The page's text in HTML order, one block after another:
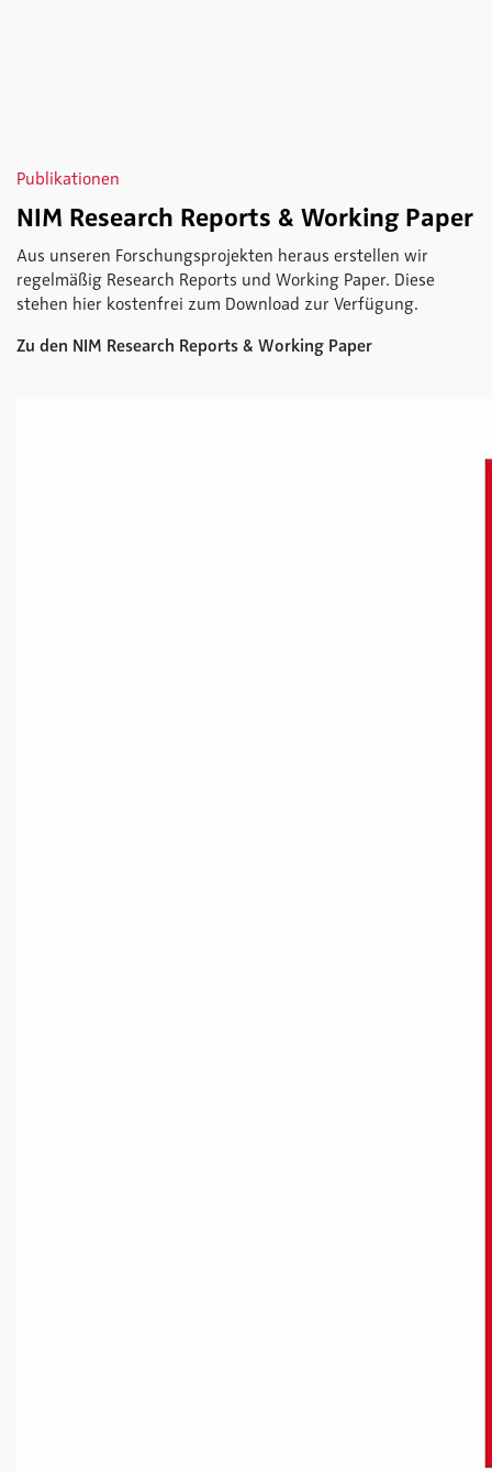
Publikationen
NIM Research Reports & Working Paper
Aus unseren Forschungsprojekten heraus erstellen wir
regelmäßig Research Reports und Working Paper. Diese
stehen hier kostenfrei zum Download zur Verfügung.
Zu den NIM Research Reports & Working Paper